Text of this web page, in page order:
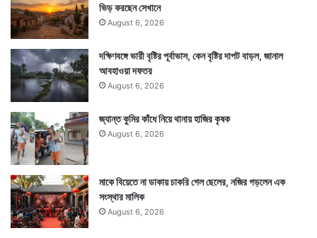
ভিড় করছেন সেখানে
August 6, 2026
দক্ষিণবঙ্গে ভারী বৃষ্টির পূর্বাভাস, কেন বৃষ্টির দাপট বাড়ল, জানাল
আবহাওয়া দফতর
August 6, 2026
জ্যান্ত কুমির কাঁধে নিয়ে থানায় হাজির কৃষক
August 6, 2026
মাকে বিয়েতে না ডাকায় চাকরি গেল ছেলের, নজির গড়লেন এক
সংস্থার মালিক
August 6, 2026